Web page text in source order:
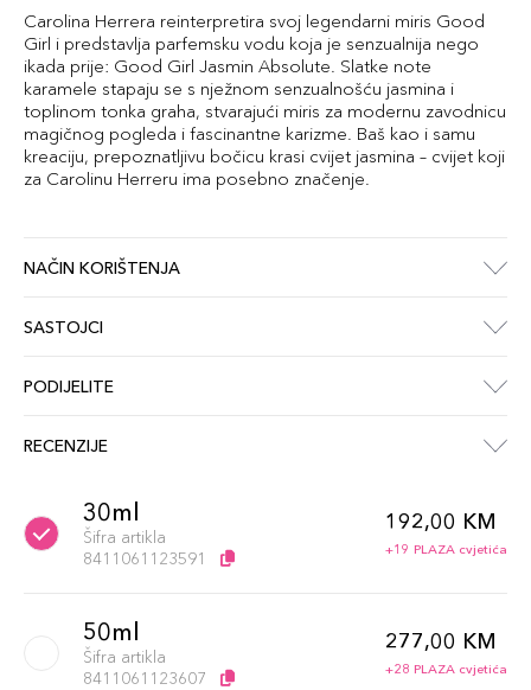
Carolina Herrera reinterpretira svoj legendarni miris Good
Girl i predstavlja parfemsku vodu koja je senzualnija nego
ikada prije: Good Girl Jasmin Absolute. Slatke note
karamele stapaju se s nježnom senzualnošću jasmina i
toplinom tonka graha, stvarajući miris za modernu zavodnicu
magičnog pogleda i fascinantne karizme. Baš kao i samu
kreaciju, prepoznatljivu bočicu krasi cvijet jasmina – cvijet koji
za Carolinu Herreru ima posebno značenje.
NAČIN KORIŠTENJA
SASTOJCI
PODIJELITE
RECENZIJE
30ml
Šifra artikla
8411061123591
192,00 KM
+19 PLAZA cvjetića
50ml
Šifra artikla
8411061123607
277,00 KM
+28 PLAZA cvjetića